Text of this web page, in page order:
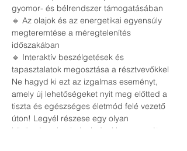
gyomor- és bélrendszer támogatásában
🔹 Az olajok és az energetikai egyensúly
megteremtése a méregtelenítés
időszakában
🔹 Interaktív beszélgetések és
tapasztalatok megosztása a résztvevőkkel
Ne hagyd ki ezt az izgalmas eseményt,
amely új lehetőségeket nyit meg előtted a
tiszta és egészséges életmód felé vezető
úton! Legyél részese egy olyan
közösségnek, ahol mindenki azon az úton